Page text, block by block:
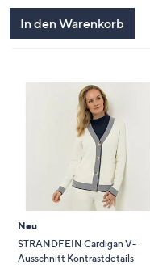
In den Warenkorb
Neu
STRANDFEIN Cardigan V-
Ausschnitt Kontrastdetails